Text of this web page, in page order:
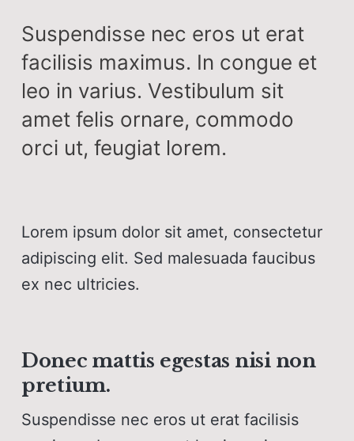
Suspendisse nec eros ut erat
facilisis maximus. In congue et
leo in varius. Vestibulum sit
amet felis ornare, commodo
orci ut, feugiat lorem.
Lorem ipsum dolor sit amet, consectetur
adipiscing elit. Sed malesuada faucibus
ex nec ultricies.
Donec mattis egestas nisi non
pretium.
Suspendisse nec eros ut erat facilisis